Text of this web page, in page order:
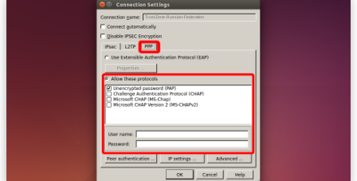
Trust.Zone-Russian-Federation